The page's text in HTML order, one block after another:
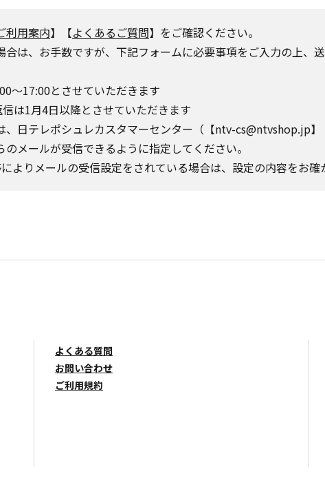
利用案内】【よくあるご質問】をご確認ください。
は、お手数ですが、下記フォームに必要事項をご入力の上、
～17:00とさせていただきます
は1月4日以降とさせていただきます
、日テレポシュレカスタマーセンター（【ntv-cs@ntvshop.jp
メールが受信できるように指定してください。
よりメールの受信設定をされている場合は、設定の内容をお
よくある質問
お問い合わせ
ご利用規約